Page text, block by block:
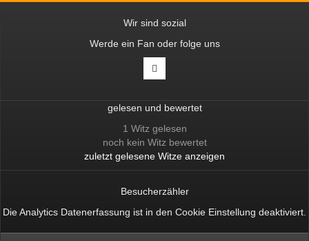
Wir sind sozial
Werde ein Fan oder folge uns
gelesen und bewertet
1 Witz gelesen
noch kein Witz bewertet
zuletzt gelesene Witze anzeigen
Besucherzähler
Die Analytics Datenerfassung ist in den Cookie Einstellung deaktiviert.